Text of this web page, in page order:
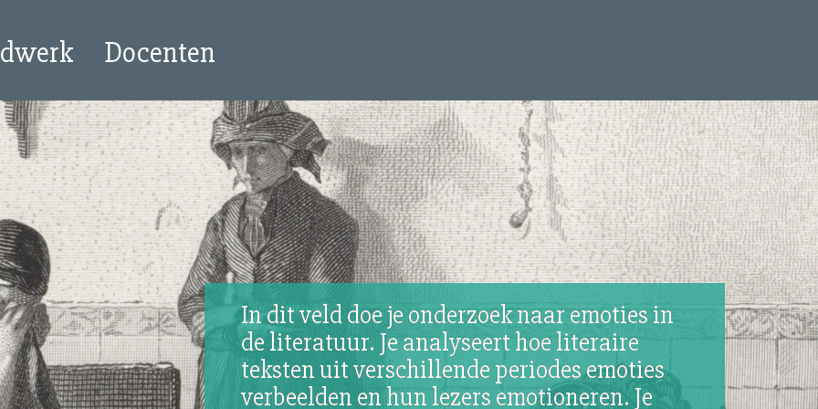
Docenten
In dit veld doe je onderzoek naar emoties in
de literatuur. Je analyseert hoe literaire
teksten uit verschillende periodes emoties
verbeelden en hun lezers emotioneren. Je